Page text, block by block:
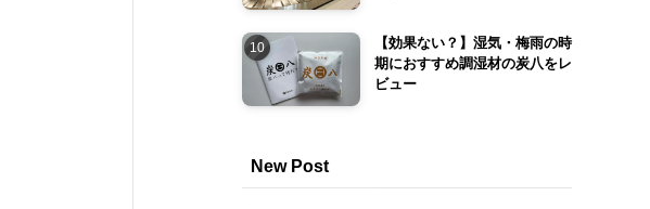
【効果ない？】湿気・梅雨の時
期におすすめ調湿材の炭八をレ
ビュー
New Post